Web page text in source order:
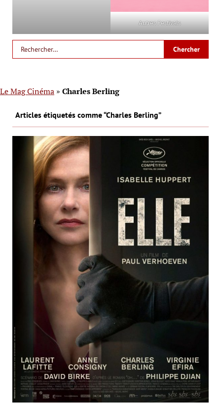
Autres Festivals
Le Mag Cinéma » Charles Berling
Articles étiquetés comme “Charles Berling”